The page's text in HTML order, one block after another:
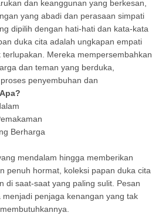
dan keanggunan yang berkesan,
yang abadi dan perasaan simpati
dipilih dengan hati-hati dan kata-kata
duka cita adalah ungkapan empati
Mereka mempersembahkan
dan teman yang berduka,
penyembuhan dan
Berharga
mendalam hingga memberikan
penuh hormat, koleksi papan duka cita
di saat-saat yang paling sulit. Pesan
penjaga kenangan yang tak